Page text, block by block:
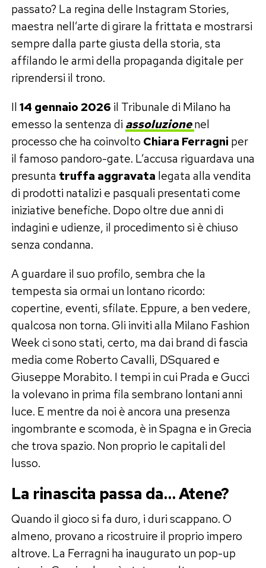
passato? La regina delle Instagram Stories,
maestra nell’arte di girare la frittata e mostrarsi
sempre dalla parte giusta della storia, sta
affilando le armi della propaganda digitale per
riprendersi il trono.
Il14 gennaio 2026 il Tribunale di Milano ha
emesso la sentenza diassoluzionenel
processo che ha coinvolto Chiara Ferragni per
il famoso pandoro-gate. L’accusa riguardava una
presunta truffa aggravata legata alla vendita
di prodotti natalizi e pasquali presentati come
iniziative benefiche. Dopo oltre due anni di
indagini e udienze, il procedimento si è chiuso
senza condanna.
A guardare il suo profilo, sembra che la
tempesta sia ormai un lontano ricordo:
copertine, eventi, sfilate. Eppure, a ben vedere,
qualcosa non torna. Gli inviti alla Milano Fashion
Week ci sono stati, certo, ma dai brand di fascia
media come Roberto Cavalli, DSquared e
Giuseppe Morabito. I tempi in cui Prada e Gucci
la volevano in prima fila sembrano lontani anni
luce. E mentre da noi è ancora una presenza
ingombrante e scomoda, è in Spagna e in Grecia
che trova spazio. Non proprio le capitali del
lusso.
La rinascita passa da… Atene?
Quando il gioco si fa duro, i duri scappano. O
almeno, provano a ricostruire il proprio impero
altrove. La Ferragni ha inaugurato un pop-up